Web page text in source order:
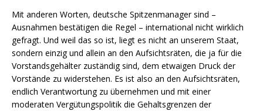
Mit anderen Worten, deutsche Spitzenmanager sind –
Ausnahmen bestätigen die Regel – international nicht wirklich
gefragt. Und weil das so ist, liegt es nicht an unserem Staat,
sondern einzig und allein an den Aufsichtsräten, die ja für die
Vorstandsgehälter zuständig sind, dem etwaigen Druck der
Vorstände zu widerstehen. Es ist also an den Aufsichtsräten,
endlich Verantwortung zu übernehmen und mit einer
moderaten Vergütungspolitik die Gehaltsgrenzen der